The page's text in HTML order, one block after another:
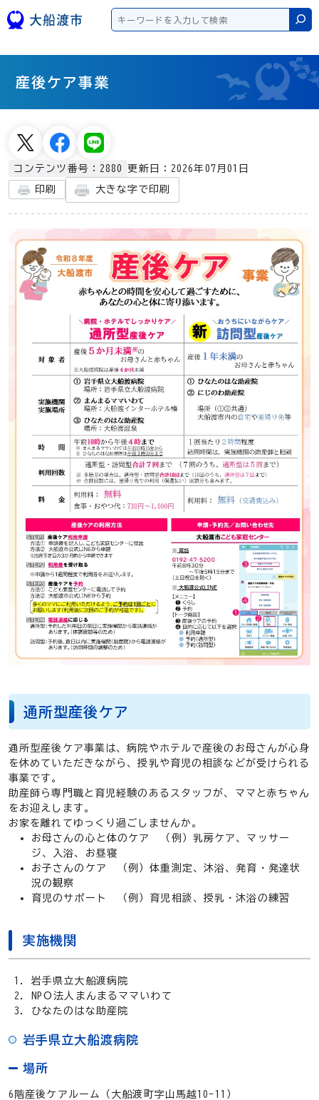
検索
産後ケア事業
コンテンツ番号：2880 更新日：2026年07月01日
印刷 大きな字で印刷
通所型産後ケア
通所型産後ケア事業は、病院やホテルで産後のお母さんが心身
を休めていただきながら、授乳や育児の相談などが受けられる
事業です。
助産師ら専門職と育児経験のあるスタッフが、ママと赤ちゃん
をお迎えします。
お家を離れてゆっくり過ごしませんか。
お母さんの心と体のケア （例）乳房ケア、マッサー
ジ、入浴、お昼寝
お子さんのケア （例）体重測定、沐浴、発育・発達状
況の観察
育児のサポート （例）育児相談、授乳・沐浴の練習
実施機関
岩手県立大船渡病院
NPО法人まんまるママいわて
ひなたのはな助産院
岩手県立大船渡病院
場所
6階産後ケアルーム（大船渡町字山馬越10-11）